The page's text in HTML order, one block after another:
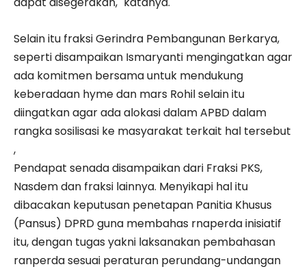
Selain itu fraksi Gerindra Pembangunan Berkarya,
seperti disampaikan Ismaryanti mengingatkan agar
ada komitmen bersama untuk mendukung
keberadaan hyme dan mars Rohil selain itu
diingatkan agar ada alokasi dalam APBD dalam
rangka sosilisasi ke masyarakat terkait hal tersebut
,
Pendapat senada disampaikan dari Fraksi PKS,
Nasdem dan fraksi lainnya. Menyikapi hal itu
dibacakan keputusan penetapan Panitia Khusus
(Pansus) DPRD guna membahas rnaperda inisiatif
itu, dengan tugas yakni laksanakan pembahasan
ranperda sesuai peraturan perundang-undangan